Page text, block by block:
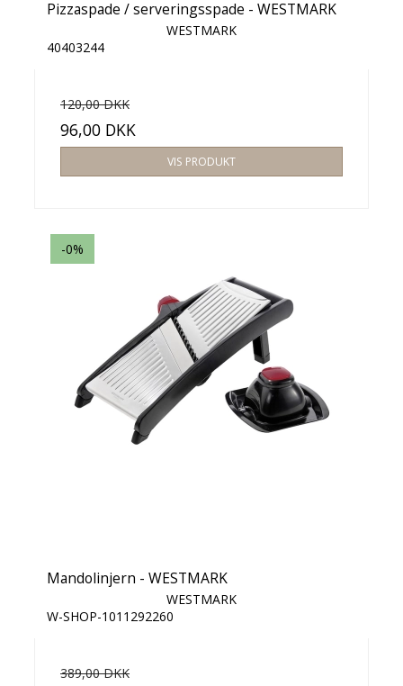
Pizzaspade / serveringsspade - WESTMARK
WESTMARK
40403244
120,00 DKK
96,00 DKK
VIS PRODUKT
-0%
Mandolinjern - WESTMARK
WESTMARK
W-SHOP-1011292260
389,00 DKK